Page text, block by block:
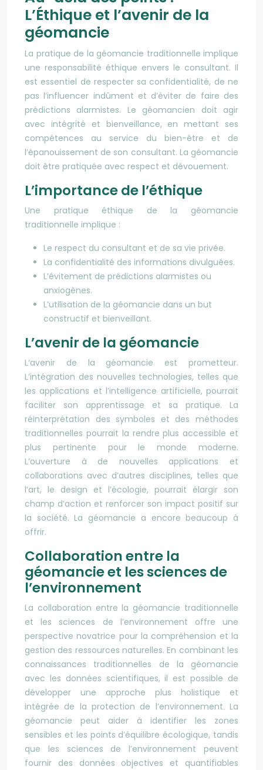
L’Éthique et l’avenir de la
géomancie
La pratique de la géomancie traditionnelle implique
une responsabilité éthique envers le consultant. Il
est essentiel de respecter sa confidentialité, de ne
pas l’influencer indûment et d’éviter de faire des
prédictions alarmistes. Le géomancien doit agir
avec intégrité et bienveillance, en mettant ses
compétences au service du bien-être et de
l’épanouissement de son consultant. La géomancie
doit être pratiquée avec respect et dévouement.
L’importance de l’éthique
Une pratique éthique de la géomancie
traditionnelle implique :
Le respect du consultant et de sa vie privée.
La confidentialité des informations divulguées.
L’évitement de prédictions alarmistes ou
anxiogènes.
L’utilisation de la géomancie dans un but
constructif et bienveillant.
L’avenir de la géomancie
L’avenir de la géomancie est prometteur.
L’intégration des nouvelles technologies, telles que
les applications et l’intelligence artificielle, pourrait
faciliter son apprentissage et sa pratique. La
réinterprétation des symboles et des méthodes
traditionnelles pourrait la rendre plus accessible et
plus pertinente pour le monde moderne.
L’ouverture à de nouvelles applications et
collaborations avec d’autres disciplines, telles que
l’art, le design et l’écologie, pourrait élargir son
champ d’action et renforcer son impact positif sur
la société. La géomancie a encore beaucoup à
offrir.
Collaboration entre la
géomancie et les sciences de
l’environnement
La collaboration entre la géomancie traditionnelle
et les sciences de l’environnement offre une
perspective novatrice pour la compréhension et la
gestion des ressources naturelles. En combinant les
connaissances traditionnelles de la géomancie
avec les données scientifiques, il est possible de
développer une approche plus holistique et
intégrée de la protection de l’environnement. La
géomancie peut aider à identifier les zones
sensibles et les points d’équilibre écologique, tandis
que les sciences de l’environnement peuvent
fournir des données objectives et quantifiables